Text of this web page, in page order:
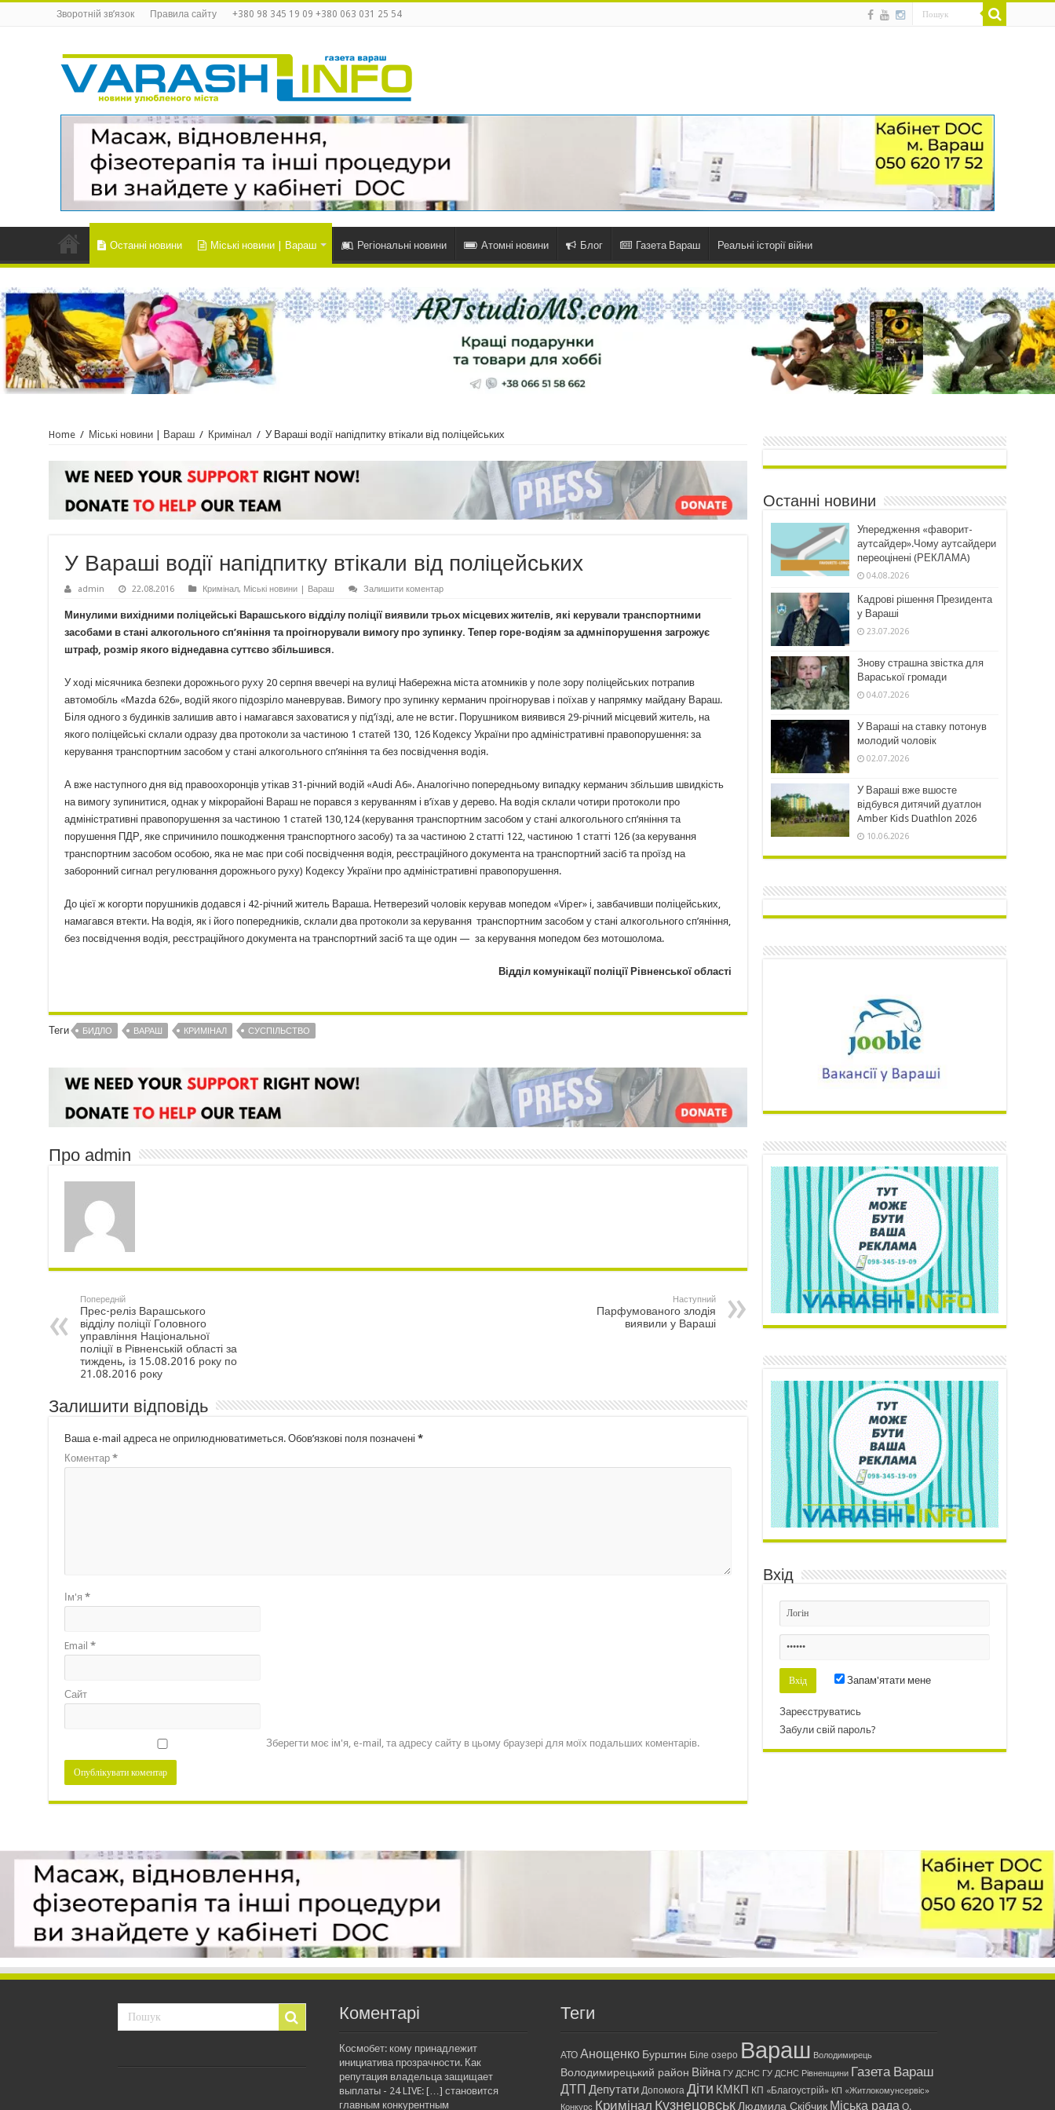
Зворотній зв’язок Правила сайту +380 98 345 19 09 +380 063 031 25 54
Останні новини Міські новини | Вараш Регіональні новини Атомні новини Блог Газета Вараш Реальні історії війни
Home / Міські новини | Вараш / Кримінал / У Вараші водії напідпитку втікали від поліцейських
У Вараші водії напідпитку втікали від поліцейських
admin 22.08.2016 Кримінал, Міські новини | Вараш Залишити коментар
Минулими вихідними поліцейські Варашського відділу поліції виявили трьох місцевих жителів, які керували транспортними
засобами в стані алкогольного сп’яніння та проігнорували вимогу про зупинку. Тепер горе-водіям за адмніпорушення загрожує
штраф, розмір якого віднедавна суттєво збільшився.
У ході місячника безпеки дорожнього руху 20 серпня ввечері на вулиці Набережна міста атомників у поле зору поліцейських потрапив
автомобіль «Mazda 626», водій якого підозріло маневрував. Вимогу про зупинку керманич проігнорував і поїхав у напрямку майдану Вараш.
Біля одного з будинків залишив авто і намагався заховатися у під’їзді, але не встиг. Порушником виявився 29-річний місцевий житель, на
якого поліцейські склали одразу два протоколи за частиною 1 статей 130, 126 Кодексу України про адміністративні правопорушення: за
керування транспортним засобом у стані алкогольного сп’яніння та без посвідчення водія.
А вже наступного дня від правоохоронців утікав 31-річний водій «Audi А6». Аналогічно попередньому випадку керманич збільшив швидкість
на вимогу зупинитися, однак у мікрорайоні Вараш не порався з керуванням і в’їхав у дерево. На водія склали чотири протоколи про
адміністративні правопорушення за частиною 1 статей 130,124 (керування транспортним засобом у стані алкогольного сп’яніння та
порушення ПДР, яке спричинило пошкодження транспортного засобу) та за частиною 2 статті 122, частиною 1 статті 126 (за керування
транспортним засобом особою, яка не має при собі посвідчення водія, реєстраційного документа на транспортний засіб та проїзд на
заборонний сигнал регулювання дорожнього руху) Кодексу України про адміністративні правопорушення.
До цієї ж когорти порушників додався і 42-річний житель Вараша. Нетверезий чоловік керував мопедом «Viper» і, завбачивши поліцейських,
намагався втекти. На водія, як і його попередників, склали два протоколи за керування транспортним засобом у стані алкогольного сп’яніння,
без посвідчення водія, реєстраційного документа на транспортний засіб та ще один — за керування мопедом без мотошолома.
Відділ комунікації поліції Рівненської області
Теги БИДЛО ВАРАШ КРИМІНАЛ СУСПІЛЬСТВО
Про admin
Попередній
Прес-реліз Варашського
відділу поліції Головного
управління Національної
поліції в Рівненській області за
тиждень, із 15.08.2016 року по
21.08.2016 року
Наступний
Парфумованого злодія
виявили у Вараші
Залишити відповідь
Ваша e-mail адреса не оприлюднюватиметься. Обов’язкові поля позначені *
Коментар *
Ім'я *
Email *
Сайт
Зберегти моє ім'я, e-mail, та адресу сайту в цьому браузері для моїх подальших коментарів.
Останні новини
Упередження «фаворит-
аутсайдер».Чому аутсайдери
переоцінені (РЕКЛАМА)
04.08.2026
Кадрові рішення Президента
у Вараші
23.07.2026
Знову страшна звістка для
Вараської громади
04.07.2026
У Вараші на ставку потонув
молодий чоловік
02.07.2026
У Вараші вже вшосте
відбувся дитячий дуатлон
Amber Kids Duathlon 2026
10.06.2026
Вхід
Запам'ятати мене
Зареєструватись
Забули свій пароль?
Коментарі
Космобет: кому принадлежит
инициатива прозрачности. Как
репутация владельца защищает
выплаты - 24 LIVE: […] становится
главным конкурентным
Теги
АТО Анощенко Бурштин Біле озеро Вараш Володимирець
Володимирецький район Війна ГУ ДСНС ГУ ДСНС Рівненщини Газета Вараш
ДТП Депутати Допомога Діти КМКП КП «Благоустрій» КП «Житлокомунсервіс»
Конкурс Кримінал Кузнецовськ Людмила Скібчик Міська рада О.